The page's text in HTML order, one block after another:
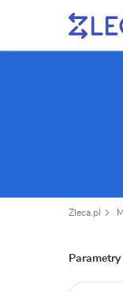
Zleca.pl
Parametry